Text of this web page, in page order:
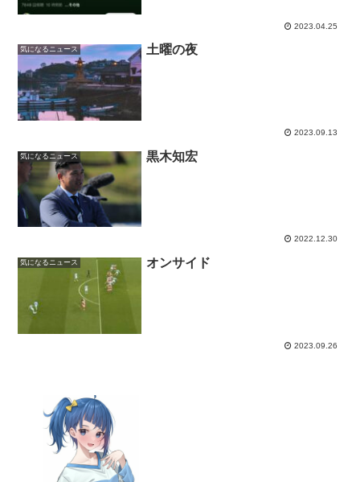
2023.04.25
気になるニュース 土曜の夜
2023.09.13
気になるニュース 黒木知宏
2022.12.30
気になるニュース オンサイド
2023.09.26